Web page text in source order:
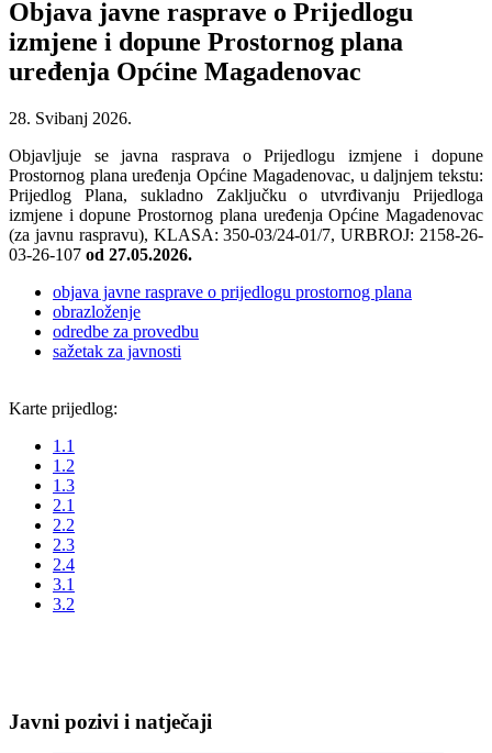
Objava javne rasprave o Prijedlogu
izmjene i dopune Prostornog plana
uređenja Općine Magadenovac
28. Svibanj 2026.
Objavljuje se javna rasprava o Prijedlogu izmjene i dopune
Prostornog plana uređenja Općine Magadenovac, u daljnjem tekstu:
Prijedlog Plana, sukladno Zaključku o utvrđivanju Prijedloga
izmjene i dopune Prostornog plana uređenja Općine Magadenovac
(za javnu raspravu), KLASA: 350-03/24-01/7, URBROJ: 2158-26-
03-26-107 od 27.05.2026.
objava javne rasprave o prijedlogu prostornog plana
obrazloženje
odredbe za provedbu
sažetak za javnosti
Karte prijedlog:
1.1
1.2
1.3
2.1
2.2
2.3
2.4
3.1
3.2
Javni pozivi i natječaji